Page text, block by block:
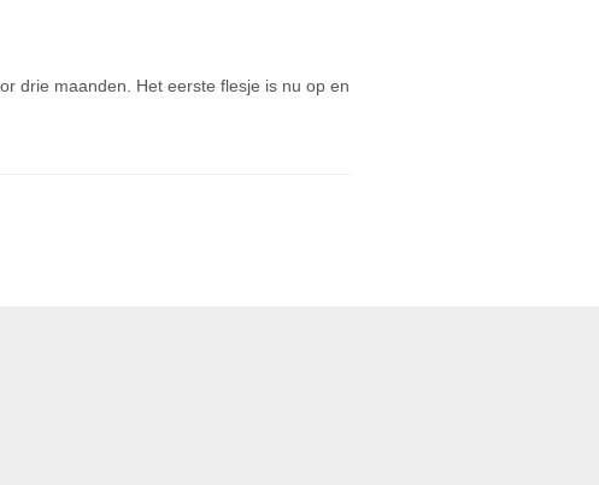
drie maanden. Het eerste flesje is nu op en